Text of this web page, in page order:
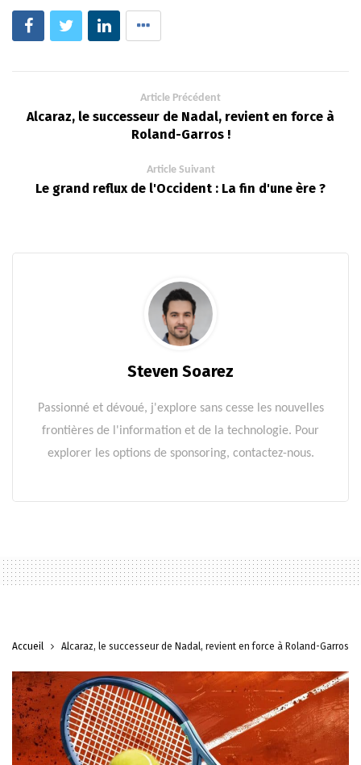
Article Précédent
Alcaraz, le successeur de Nadal, revient en force à
Roland-Garros !
Article Suivant
Le grand reflux de l'Occident : La fin d'une ère ?
Steven Soarez
Passionné et dévoué, j'explore sans cesse les nouvelles
frontières de l'information et de la technologie. Pour
explorer les options de sponsoring, contactez-nous.
Accueil Alcaraz, le successeur de Nadal, revient en force à Roland-Garros !